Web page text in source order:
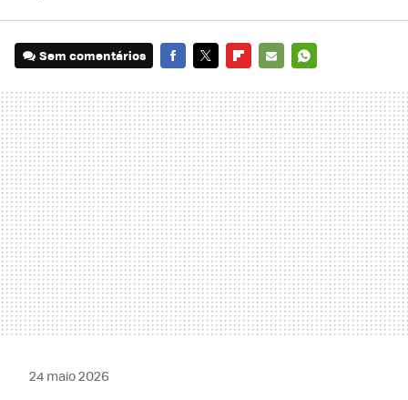
Sem comentários
MAIL
24 maio 2026